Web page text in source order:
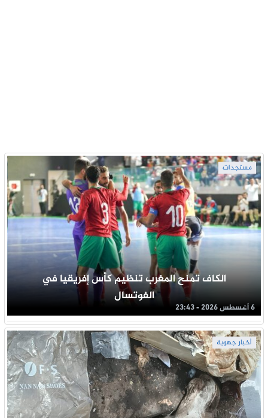
مستجدات
الكاف تمنح المغرب تنظيم كأس إفريقيا في
الفوتسال
6 أغسطس 2026 - 23:43
أخبار جهوية